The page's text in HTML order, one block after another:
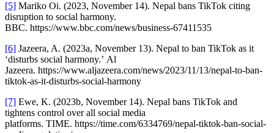
[5] Mariko Oi. (2023, November 14). Nepal bans TikTok citing
disruption to social harmony.
BBC. https://www.bbc.com/news/business-67411535
[6] Jazeera, A. (2023a, November 13). Nepal to ban TikTok as it
‘disturbs social harmony.’ Al
Jazeera. https://www.aljazeera.com/news/2023/11/13/nepal-to-ban-
tiktok-as-it-disturbs-social-harmony
[7] Ewe, K. (2023b, November 14). Nepal bans TikTok and
tightens control over all social media
platforms. TIME. https://time.com/6334769/nepal-tiktok-ban-social-